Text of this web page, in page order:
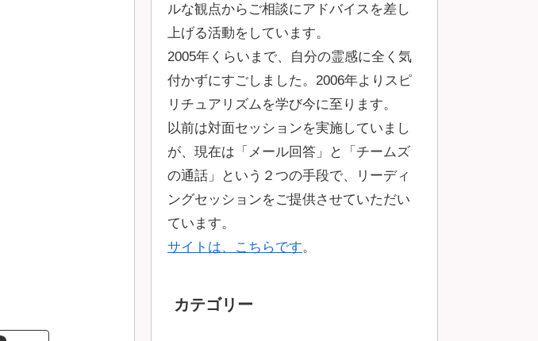
ルな観点からご相談にアドバイスを差し
上げる活動をしています。
2005年くらいまで、自分の霊感に全く気
付かずにすごしました。2006年よりスピ
リチュアリズムを学び今に至ります。
以前は対面セッションを実施していまし
が、現在は「メール回答」と「チームズ
の通話」という２つの手段で、リーディ
ングセッションをご提供させていただい
ています。
サイトは、こちらです。
カテゴリー